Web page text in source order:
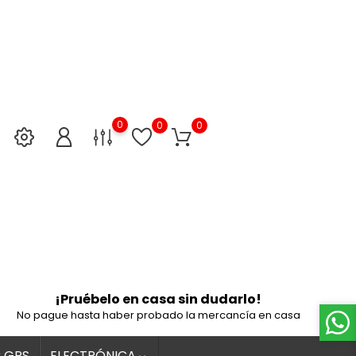
0 0 0
¡Pruébelo en casa sin dudarlo!
No pague hasta haber probado la mercancía en casa